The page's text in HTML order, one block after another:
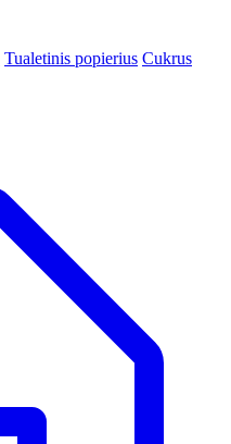
Tualetinis popierius Cukrus